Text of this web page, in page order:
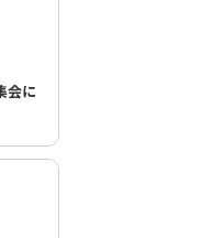
会に